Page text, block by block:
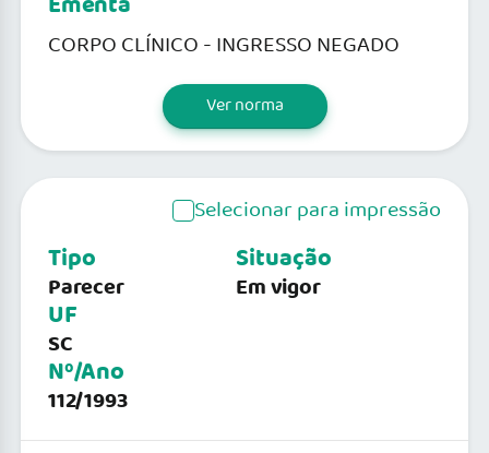
CORPO CLÍNICO - INGRESSO NEGADO
Ver norma
Selecionar para impressão
Tipo
Parecer
UF
SC
Nº/Ano
112/1993
Situação
Em vigor